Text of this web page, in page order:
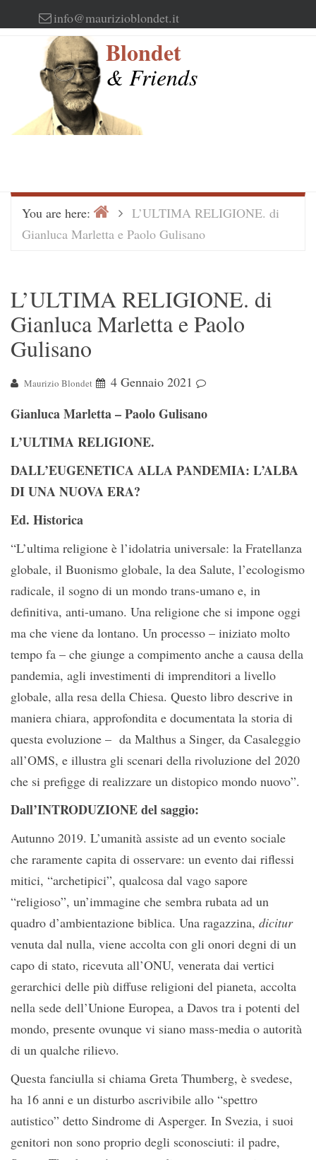
to
info@maurizioblondet.it
Blondet
& Friends
You are here: HomeL’ULTIMA RELIGIONE. di
Gianluca Marletta e Paolo Gulisano
L’ULTIMA RELIGIONE. di
Gianluca Marletta e Paolo
Gulisano
Maurizio Blondet 4 Gennaio 2021
Gianluca Marletta – Paolo Gulisano
L’ULTIMA RELIGIONE.
DALL’EUGENETICA ALLA PANDEMIA: L’ALBA
DI UNA NUOVA ERA?
Ed. Historica
“L’ultima religione è l’idolatria universale: la Fratellanza
globale, il Buonismo globale, la dea Salute, l’ecologismo
radicale, il sogno di un mondo trans-umano e, in
definitiva, anti-umano. Una religione che si impone oggi
ma che viene da lontano. Un processo – iniziato molto
tempo fa – che giunge a compimento anche a causa della
pandemia, agli investimenti di imprenditori a livello
globale, alla resa della Chiesa. Questo libro descrive in
maniera chiara, approfondita e documentata la storia di
questa evoluzione – da Malthus a Singer, da Casaleggio
all’OMS, e illustra gli scenari della rivoluzione del 2020
che si prefigge di realizzare un distopico mondo nuovo”.
Dall’INTRODUZIONE del saggio:
Autunno 2019. L’umanità assiste ad un evento sociale
che raramente capita di osservare: un evento dai riflessi
mitici, “archetipici”, qualcosa dal vago sapore
“religioso”, un’immagine che sembra rubata ad un
quadro d’ambientazione biblica. Una ragazzina, dicitur
venuta dal nulla, viene accolta con gli onori degni di un
capo di stato, ricevuta all’ONU, venerata dai vertici
gerarchici delle più diffuse religioni del pianeta, accolta
nella sede dell’Unione Europea, a Davos tra i potenti del
mondo, presente ovunque vi siano mass-media o autorità
di un qualche rilievo.
Questa fanciulla si chiama Greta Thumberg, è svedese,
ha 16 anni e un disturbo ascrivibile allo “spettro
autistico” detto Sindrome di Asperger. In Svezia, i suoi
genitori non sono proprio degli sconosciuti: il padre,